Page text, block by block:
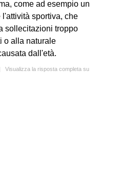
come ad esempio un
sportiva, che
sollecitazioni troppo
o alla naturale
dall'età.
Visualizza la risposta completa su